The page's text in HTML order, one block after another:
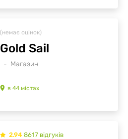
(немає оцінок)
Магазин
Gold Sail
в 44 містах
2.94 8617 відгуків